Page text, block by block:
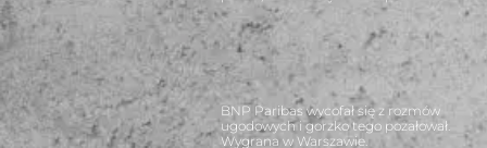
BNP Paribas wycofał się z rozmów
ugodowych i gorzko tego pożałował.
Wygrana w Warszawie.